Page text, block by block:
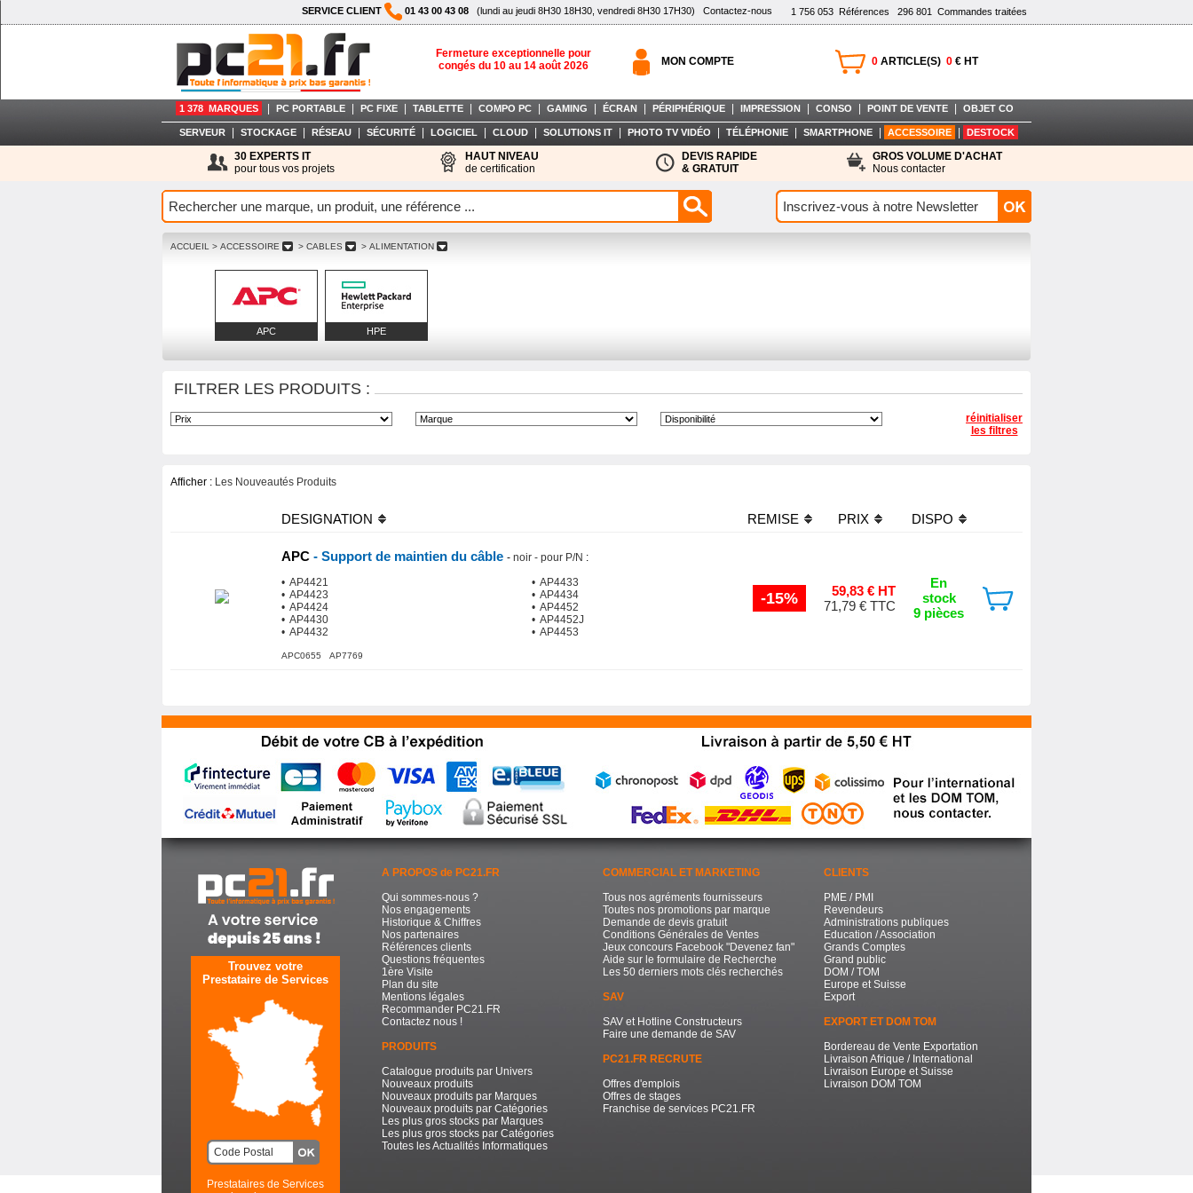
1 756 053 Références 296 801 Commandes traitées
SERVICE CLIENT 01 43 00 43 08 (lundi au jeudi 8H30 18H30, vendredi 8H30 17H30) Contactez-nous
Fermeture exceptionnelle pour
congés du 10 au 14 août 2026
0 ARTICLE(S) 0 € HT
MON COMPTE
1 378 MARQUES PC PORTABLE PC FIXE TABLETTE COMPO PC GAMING ÉCRAN PÉRIPHÉRIQUE IMPRESSION CONSO POINT DE VENTE OBJET CO
SERVEUR STOCKAGE RÉSEAU SÉCURITÉ LOGICIEL CLOUD SOLUTIONS IT PHOTO TV VIDÉO TÉLÉPHONIE SMARTPHONE ACCESSOIRE DESTOCK
30 EXPERTS IT
pour tous vos projets
HAUT NIVEAU
de certification
DEVIS RAPIDE
& GRATUIT
GROS VOLUME D'ACHAT
Nous contacter
ACCUEIL > ACCESSOIRE > CABLES > ALIMENTATION
APC HPE
FILTRER LES PRODUITS :
réinitialiser
les filtres
Afficher : Les Nouveautés Produits
DESIGNATION REMISE PRIX DISPO
APC - Support de maintien du câble - noir - pour P/N :
• AP4421
• AP4423
• AP4424
• AP4430
• AP4432
• AP4433
• AP4434
• AP4452
• AP4452J
• AP4453
APC0655 AP7769
-15%
59,83 € HT
71,79 € TTC
En
stock
9 pièces
Trouvez votre
Prestataire de Services
Prestataires de Services
A PROPOS de PC21.FR
Qui sommes-nous ?
Nos engagements
Historique & Chiffres
Nos partenaires
Références clients
Questions fréquentes
1ère Visite
Plan du site
Mentions légales
Recommander PC21.FR
Contactez nous !
PRODUITS
Catalogue produits par Univers
Nouveaux produits
Nouveaux produits par Marques
Nouveaux produits par Catégories
Les plus gros stocks par Marques
Les plus gros stocks par Catégories
Toutes les Actualités Informatiques
COMMERCIAL ET MARKETING
Tous nos agréments fournisseurs
Toutes nos promotions par marque
Demande de devis gratuit
Conditions Générales de Ventes
Jeux concours Facebook "Devenez fan"
Aide sur le formulaire de Recherche
Les 50 derniers mots clés recherchés
SAV
SAV et Hotline Constructeurs
Faire une demande de SAV
PC21.FR RECRUTE
Offres d'emplois
Offres de stages
Franchise de services PC21.FR
CLIENTS
PME / PMI
Revendeurs
Administrations publiques
Education / Association
Grands Comptes
Grand public
DOM / TOM
Europe et Suisse
Export
EXPORT ET DOM TOM
Bordereau de Vente Exportation
Livraison Afrique / International
Livraison Europe et Suisse
Livraison DOM TOM